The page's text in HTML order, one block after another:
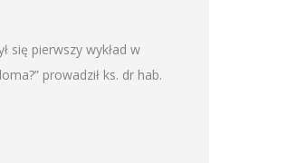
się pierwszy wykład w
prowadził ks. dr hab.